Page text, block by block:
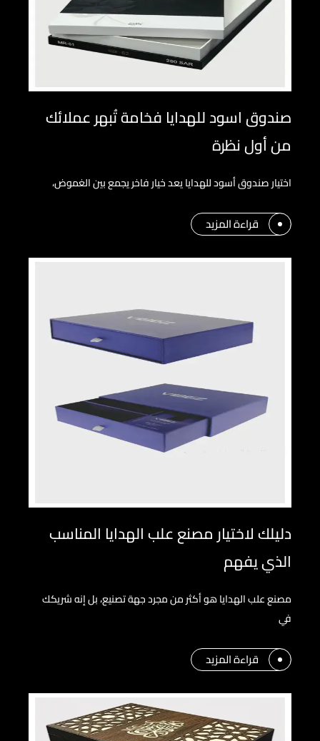
صندوق اسود للهدايا فخامة تُبهر عملائك
من أول نظرة
اختيار صندوق أسود للهدايا يعد خيار فاخر يجمع بين الغموض،
قراءة المزيد
دليلك لاختيار مصنع علب الهدايا المناسب
الذي يفهم
مصنع علب الهدايا هو أكثر من مجرد جهة تصنيع، بل إنه شريكك
في
قراءة المزيد